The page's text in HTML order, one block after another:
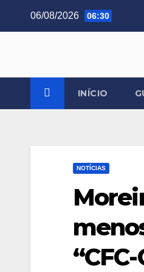
06/08/2026 06:30
INÍCIO
NOTÍCIAS
“CFC-